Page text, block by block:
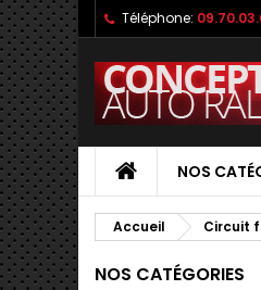
Téléphone:
NOS
Accueil Circuit
NOS CATÉGORIES